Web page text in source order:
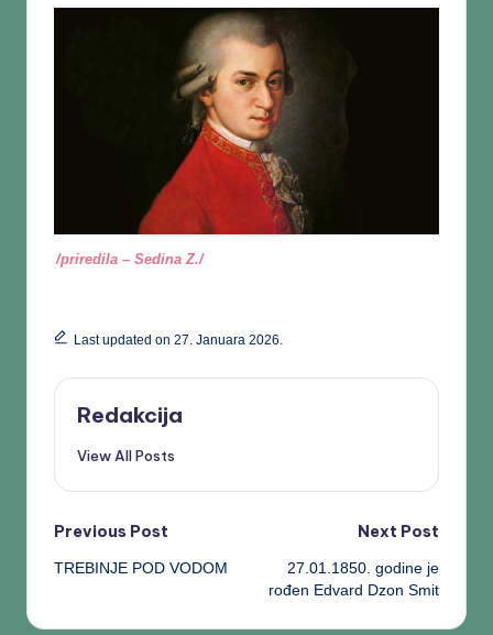
/priredila – Sedina Z./
Last updated on 27. Januara 2026.
Redakcija
View All Posts
Previous Post
TREBINJE POD VODOM
Next Post
27.01.1850. godine je
rođen Edvard Dzon Smit